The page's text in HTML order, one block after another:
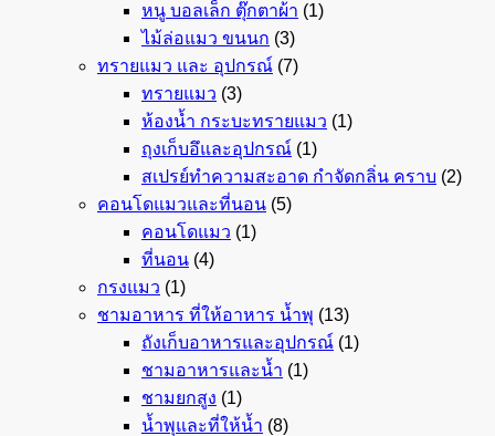
หนู บอลเล็ก ตุ๊กตาผ้า (1)
ไม้ล่อแมว ขนนก (3)
ทรายแมว และ อุปกรณ์ (7)
ทรายแมว (3)
ห้องน้ำ กระบะทรายแมว (1)
ถุงเก็บอึและอุปกรณ์ (1)
สเปรย์ทำความสะอาด กำจัดกลิ่น คราบ (2)
คอนโดแมวและที่นอน (5)
คอนโดแมว (1)
ที่นอน (4)
กรงแมว (1)
ชามอาหาร ที่ให้อาหาร น้ำพุ (13)
ถังเก็บอาหารและอุปกรณ์ (1)
ชามอาหารและน้ำ (1)
ชามยกสูง (1)
น้ำพุและที่ให้น้ำ (8)